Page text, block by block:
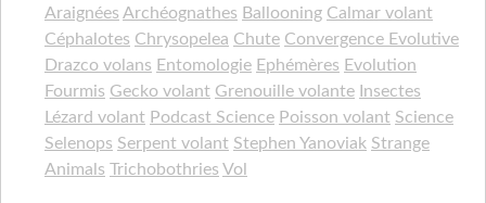
Araignées Archéognathes Ballooning Calmar volant
Céphalotes Chrysopelea Chute Convergence Evolutive
Drazco volans Entomologie Ephémères Evolution
Fourmis Gecko volant Grenouille volante Insectes
Lézard volant Podcast Science Poisson volant Science
Selenops Serpent volant Stephen Yanoviak Strange
Animals Trichobothries Vol